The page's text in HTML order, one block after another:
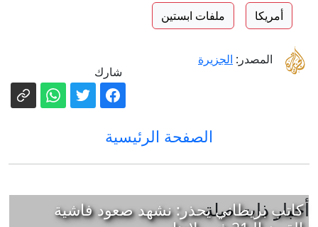
أمريكا ملفات ابستين
المصدر: الجزيرة
شارك
الصفحة الرئيسية
أخبار ذات صلة
كاتب بريطاني يحذر: نشهد صعود فاشية